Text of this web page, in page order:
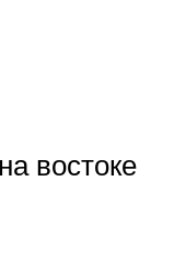
востоке